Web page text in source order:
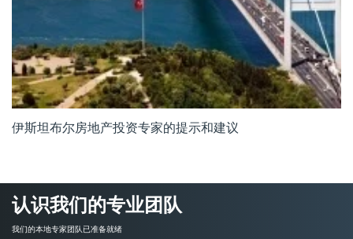
伊斯坦布尔房地产投资专家的提示和建议
认识我们的专业团队
我们的本地专家团队已准备就绪